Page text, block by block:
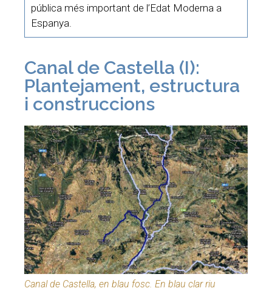
pública més important de l’Edat Moderna a
Espanya.
Canal de Castella (I):
Plantejament, estructura
i construccions
Canal de Castella, en blau fosc. En blau clar riu